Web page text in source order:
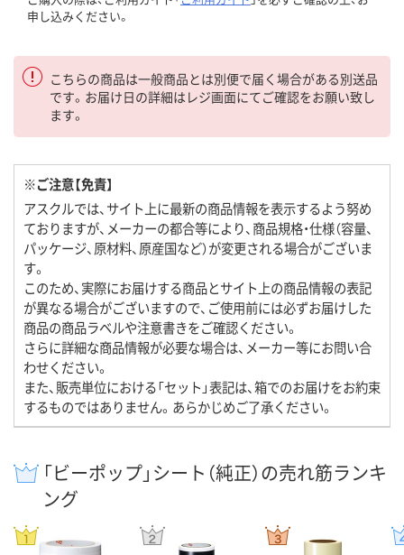
申し込みください。
こちらの商品は一般商品とは別便で届く場合がある別送品
です。お届け日の詳細はレジ画面にてご確認をお願い致し
ます。
※ご注意【免責】
アスクルでは、サイト上に最新の商品情報を表示するよう努め
ておりますが、メーカーの都合等により、商品規格・仕様（容量、
パッケージ、原材料、原産国など）が変更される場合がございま
す。
このため、実際にお届けする商品とサイト上の商品情報の表記
が異なる場合がございますので、ご使用前には必ずお届けした
商品の商品ラベルや注意書きをご確認ください。
さらに詳細な商品情報が必要な場合は、メーカー等にお問い合
わせください。
また、販売単位における「セット」表記は、箱でのお届けをお約束
するものではありません。あらかじめご了承ください。
「ビーポップ」シート（純正）の売れ筋ランキ
ング